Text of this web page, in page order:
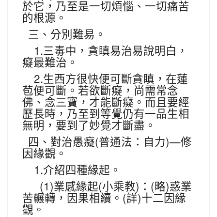
於它，乃至是一切煩惱、一切痛苦
的根源。
三、分別難易。
1.三毒中，貪瞋易治易說明白，
癡最難治。
2.生西方很快便可斷貪瞋，在蓮
苞便可斷。若欲斷癡，尚需常念
佛、念三寶，才能斷癡。而且要經
歷長時，乃至到等覺仍有一品生相
無明，要到了妙覺才斷盡。
四、對治愚癡(普通法：自力)—修
因緣觀。
1.介紹四種緣起。
(1)業感緣起(小乘教) ： (略)惑業
苦輾轉，因果相續。 (詳)十二因緣
觀。